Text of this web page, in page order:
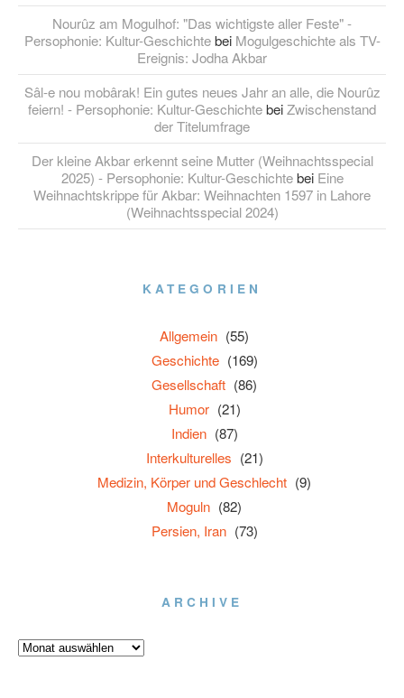
Nourûz am Mogulhof: "Das wichtigste aller Feste" -
Persophonie: Kultur-Geschichtebei Mogulgeschichte als TV-
Ereignis: Jodha Akbar
Sâl-e nou mobârak! Ein gutes neues Jahr an alle, die Nourûz
feiern! - Persophonie: Kultur-GeschichtebeiZwischenstand
der Titelumfrage
Der kleine Akbar erkennt seine Mutter (Weihnachtsspecial
2025) - Persophonie: Kultur-Geschichtebei Eine
Weihnachtskrippe für Akbar: Weihnachten 1597 in Lahore
(Weihnachtsspecial 2024)
KATEGORIEN
Allgemein (55)
Geschichte (169)
Gesellschaft (86)
Humor (21)
Indien (87)
Interkulturelles (21)
Medizin, Körper und Geschlecht (9)
Moguln (82)
Persien, Iran (73)
ARCHIVE